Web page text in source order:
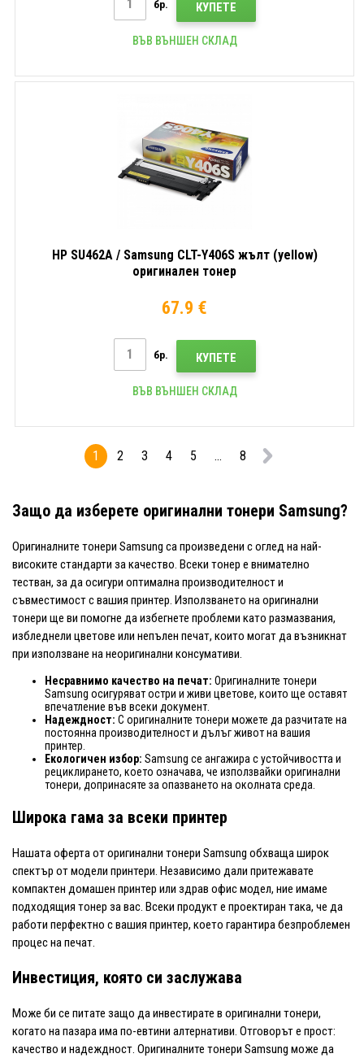
бр. КУПЕТЕ
ВЪВ ВЪНШЕН СКЛАД
HP SU462A / Samsung CLT-Y406S жълт (yellow)
оригинален тонер
67.9 €
бр. КУПЕТЕ
ВЪВ ВЪНШЕН СКЛАД
1 2 3 4 5 ... 8
Защо да изберете оригинални тонери Samsung?
Оригиналните тонери Samsung са произведени с оглед на най-
високите стандарти за качество. Всеки тонер е внимателно
тестван, за да осигури оптимална производителност и
съвместимост с вашия принтер. Използването на оригинални
тонери ще ви помогне да избегнете проблеми като размазвания,
избледнели цветове или непълен печат, които могат да възникнат
при използване на неоригинални консумативи.
Несравнимо качество на печат: Оригиналните тонери
Samsung осигуряват остри и живи цветове, които ще оставят
впечатление във всеки документ.
Надеждност: С оригиналните тонери можете да разчитате на
постоянна производителност и дълъг живот на вашия
принтер.
Екологичен избор: Samsung се ангажира с устойчивостта и
рециклирането, което означава, че използвайки оригинални
тонери, допринасяте за опазването на околната среда.
Широка гама за всеки принтер
Нашата оферта от оригинални тонери Samsung обхваща широк
спектър от модели принтери. Независимо дали притежавате
компактeн домашен принтер или здрав офис модел, ние имаме
подходящия тонер за вас. Всеки продукт е проектиран така, че да
работи перфектно с вашия принтер, което гарантира безпроблемен
процес на печат.
Инвестиция, която си заслужава
Може би се питате защо да инвестирате в оригинални тонери,
когато на пазара има по-евтини алтернативи. Отговорът е прост:
качество и надеждност. Оригиналните тонери Samsung може да